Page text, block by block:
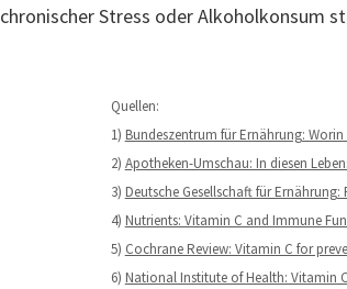
chronischer Stress oder Alkoholkonsum
Quellen:
1) Bundeszentrum für Ernährung:
2) Apotheken-Umschau: In diesen
3) Deutsche Gesellschaft für Ernährung:
4) Nutrients: Vitamin C and Immune
5) Cochrane Review: Vitamin C for
6) National Institute of Health: Vitamin